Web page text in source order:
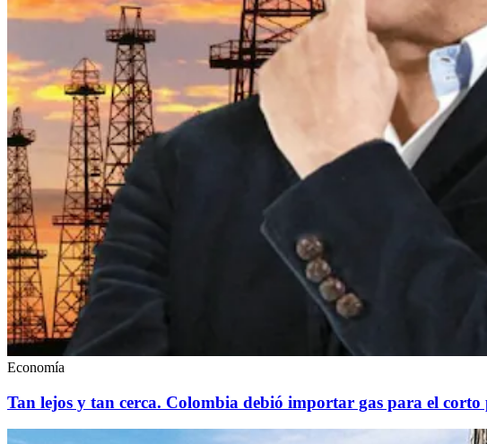
Economía
Tan lejos y tan cerca. Colombia debió importar gas para el